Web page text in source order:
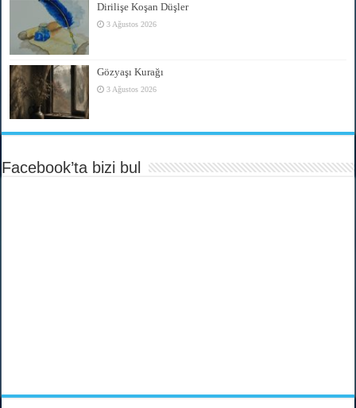
Dirilişe Koşan Düşler
3 Ağustos 2026
Gözyaşı Kurağı
3 Ağustos 2026
Facebook’ta bizi bul